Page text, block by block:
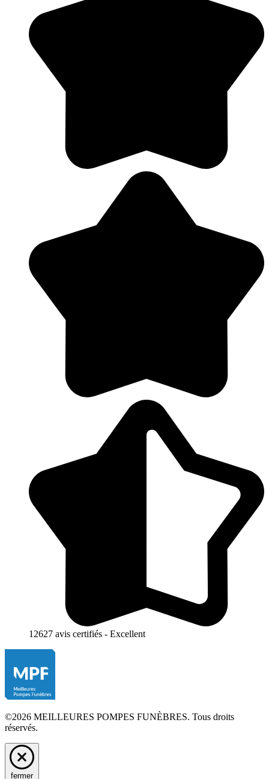
12627 avis certifiés - Excellent
©2026 MEILLEURES POMPES FUNÈBRES. Tous droits
réservés.
fermer